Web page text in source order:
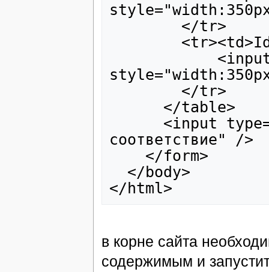
</
</
соответствие"
    </form>
  </body>
</html>
в корне сайта
содержимым и